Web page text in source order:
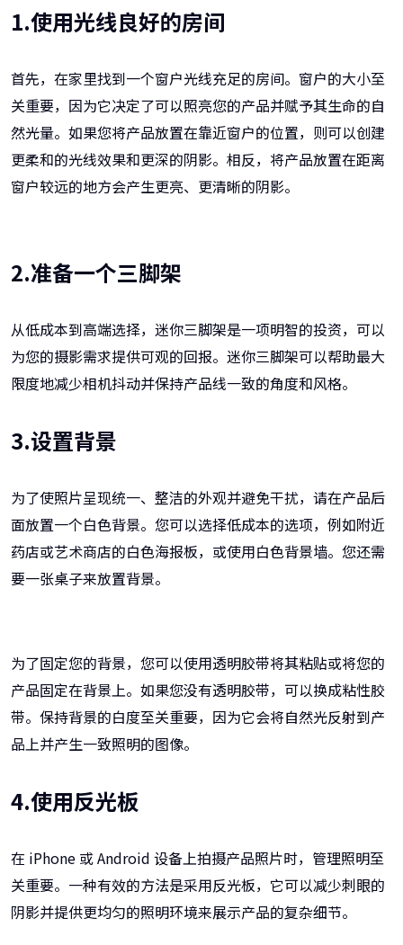
1.使用光线良好的房间
首先，在家里找到一个窗户光线充足的房间。窗户的大小至
关重要，因为它决定了可以照亮您的产品并赋予其生命的自
然光量。如果您将产品放置在靠近窗户的位置，则可以创建
更柔和的光线效果和更深的阴影。相反，将产品放置在距离
窗户较远的地方会产生更亮、更清晰的阴影。
2.准备一个三脚架
从低成本到高端选择，迷你三脚架是一项明智的投资，可以
为您的摄影需求提供可观的回报。迷你三脚架可以帮助最大
限度地减少相机抖动并保持产品线一致的角度和风格。
3.设置背景
为了使照片呈现统一、整洁的外观并避免干扰，请在产品后
面放置一个白色背景。您可以选择低成本的选项，例如附近
药店或艺术商店的白色海报板，或使用白色背景墙。您还需
要一张桌子来放置背景。
为了固定您的背景，您可以使用透明胶带将其粘贴或将您的
产品固定在背景上。如果您没有透明胶带，可以换成粘性胶
带。保持背景的白度至关重要，因为它会将自然光反射到产
品上并产生一致照明的图像。
4.使用反光板
在 iPhone 或 Android 设备上拍摄产品照片时，管理照明至
关重要。一种有效的方法是采用反光板，它可以减少刺眼的
阴影并提供更均匀的照明环境来展示产品的复杂细节。